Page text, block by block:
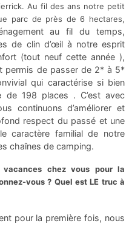
Au fil des ans notre petit
parc de près de 6 hectares,
au fil du temps,
de clin d’œil à notre esprit
(tout neuf cette année ),
permis de passer de 2* à 5*
qui caractérise si bien
de 198 places . C’est avec
continuons d’améliorer et
respect du passé et une
caractère familial de notre
chaînes de camping.
chez vous pour la
vous ? Quel est LE truc à
pour la première fois, nous